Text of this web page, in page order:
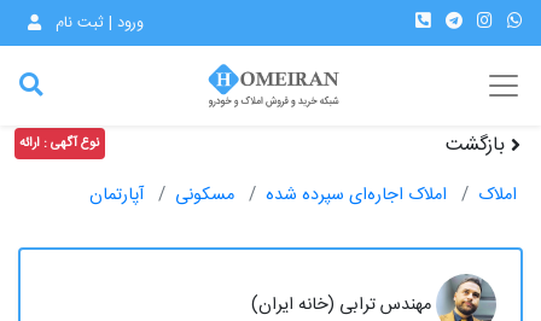
ورود | ثبت نام
بازگشت نوع آگهی : ارائه
املاک املاک اجاره‌ای سپرده شده مسکونی آپارتمان
مهندس ترابی (خانه ایران)